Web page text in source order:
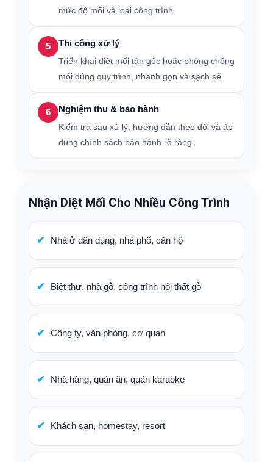
mức độ mối và loại công trình.
5 Thi công xử lý
Triển khai diệt mối tận gốc hoặc phòng chống
mối đúng quy trình, nhanh gọn và sạch sẽ.
6 Nghiệm thu & bảo hành
Kiểm tra sau xử lý, hướng dẫn theo dõi và áp
dụng chính sách bảo hành rõ ràng.
Nhận Diệt Mối Cho Nhiều Công Trình
Nhà ở dân dụng, nhà phố, căn hộ
Biệt thự, nhà gỗ, công trình nội thất gỗ
Công ty, văn phòng, cơ quan
Nhà hàng, quán ăn, quán karaoke
Khách sạn, homestay, resort